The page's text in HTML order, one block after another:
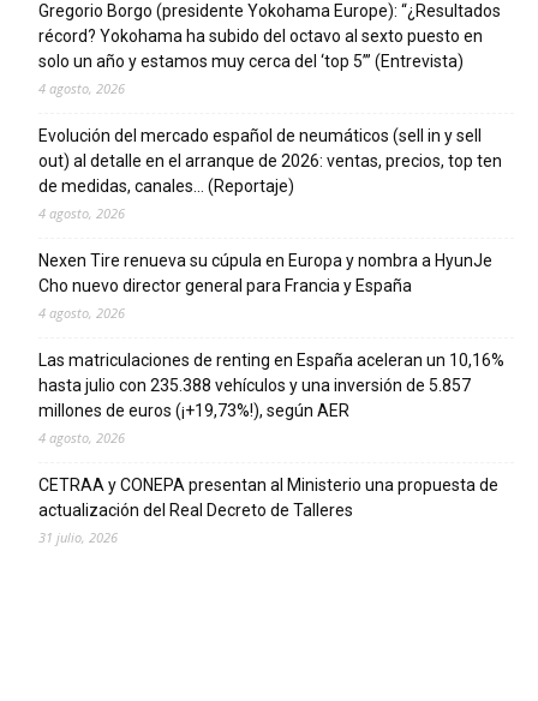
Gregorio Borgo (presidente Yokohama Europe): “¿Resultados
récord? Yokohama ha subido del octavo al sexto puesto en
solo un año y estamos muy cerca del ‘top 5’” (Entrevista)
4 agosto, 2026
Evolución del mercado español de neumáticos (sell in y sell
out) al detalle en el arranque de 2026: ventas, precios, top ten
de medidas, canales… (Reportaje)
4 agosto, 2026
Nexen Tire renueva su cúpula en Europa y nombra a HyunJe
Cho nuevo director general para Francia y España
4 agosto, 2026
Las matriculaciones de renting en España aceleran un 10,16%
hasta julio con 235.388 vehículos y una inversión de 5.857
millones de euros (¡+19,73%!), según AER
4 agosto, 2026
CETRAA y CONEPA presentan al Ministerio una propuesta de
actualización del Real Decreto de Talleres
31 julio, 2026